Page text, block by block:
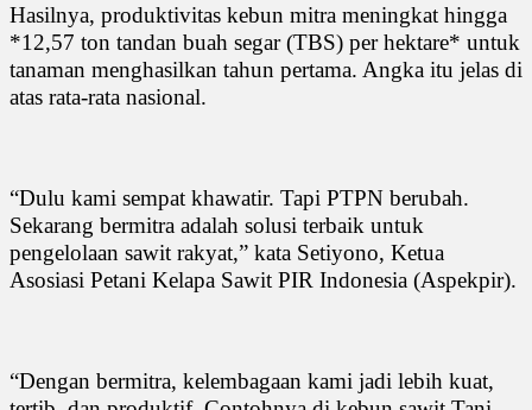
Hasilnya, produktivitas kebun mitra meningkat hingga
*12,57 ton tandan buah segar (TBS) per hektare* untuk
tanaman menghasilkan tahun pertama. Angka itu jelas di
atas rata-rata nasional.
“Dulu kami sempat khawatir. Tapi PTPN berubah.
Sekarang bermitra adalah solusi terbaik untuk
pengelolaan sawit rakyat,” kata Setiyono, Ketua
Asosiasi Petani Kelapa Sawit PIR Indonesia (Aspekpir).
“Dengan bermitra, kelembagaan kami jadi lebih kuat,